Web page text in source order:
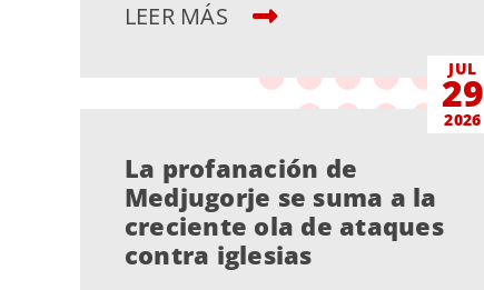
LEER MÁS
JUL
29
2026
La profanación de
Medjugorje se suma a la
creciente ola de ataques
contra iglesias